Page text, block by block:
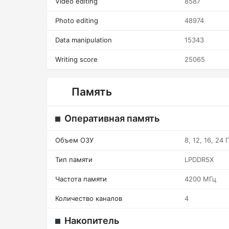
Photo editing 48974
Data manipulation 15343
Writing score 25065
Память
Оперативная память
Объем ОЗУ 8, 12, 16, 24
Тип памяти LPDDR5X
Частота памяти 4200 МГц
Количество каналов 4
Накопитель